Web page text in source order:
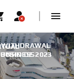
DE 2023